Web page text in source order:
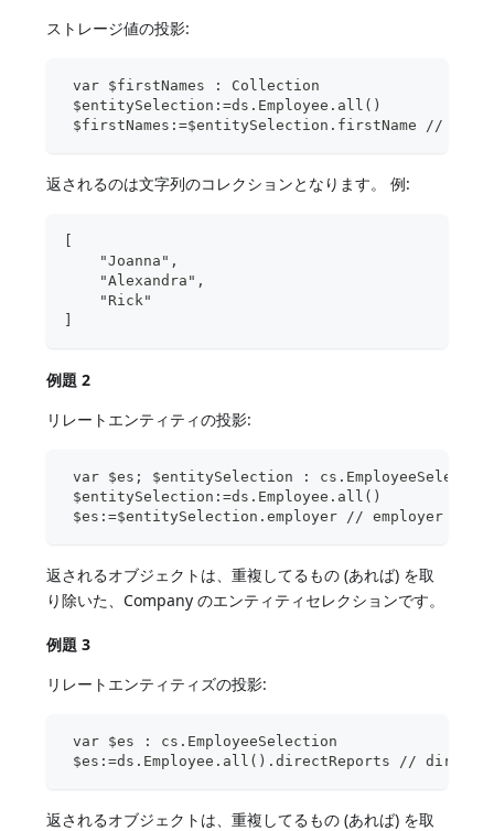
ストレージ値の投影:
var $firstNames : Collection
$entitySelection:=ds.Employee.all()
$firstNames:=$entitySelection.firstName //
返されるのは文字列のコレクションとなります。 例:
    "Joanna",
    "Alexandra",
    "Rick"
例題 2
リレートエンティティの投影:
var $es; $entitySelection :
$entitySelection:=ds.Employee.all()
$es:=$entitySelection.employer // employer は
返されるオブジェクトは、重複してるもの (あれば) を取
り除いた、Company のエンティティセレクションです。
例題 3
リレートエンティティズの投影:
var $es : cs.EmployeeSelection
$es:=ds.Employee.all().directReports //
返されるオブジェクトは、重複してるもの (あれば) を取